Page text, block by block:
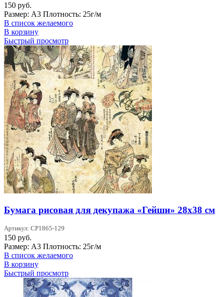
150 руб.
Размер: А3 Плотность: 25г/м
В список желаемого
В корзину
Быстрый просмотр
Бумага рисовая для декупажа «Гейши» 28х38 см
Артикул: CP1865-129
150 руб.
Размер: А3 Плотность: 25г/м
В список желаемого
В корзину
Быстрый просмотр